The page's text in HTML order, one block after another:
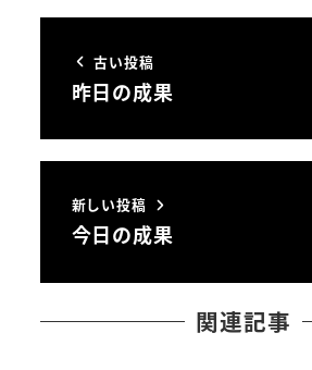
古い投稿
昨日の成果
新しい投稿
今日の成果
関連記事